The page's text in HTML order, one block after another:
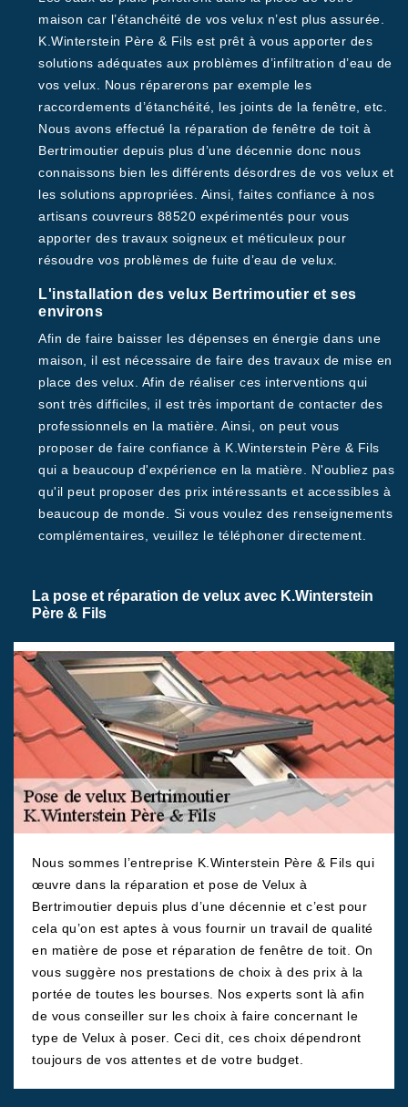
maison car l’étanchéité de vos velux n’est plus assurée.
K.Winterstein Père & Fils est prêt à vous apporter des
solutions adéquates aux problèmes d’infiltration d’eau de
vos velux. Nous réparerons par exemple les
raccordements d’étanchéité, les joints de la fenêtre, etc.
Nous avons effectué la réparation de fenêtre de toit à
Bertrimoutier depuis plus d’une décennie donc nous
connaissons bien les différents désordres de vos velux et
les solutions appropriées. Ainsi, faites confiance à nos
artisans couvreurs 88520 expérimentés pour vous
apporter des travaux soigneux et méticuleux pour
résoudre vos problèmes de fuite d’eau de velux.
L'installation des velux Bertrimoutier et ses
environs
Afin de faire baisser les dépenses en énergie dans une
maison, il est nécessaire de faire des travaux de mise en
place des velux. Afin de réaliser ces interventions qui
sont très difficiles, il est très important de contacter des
professionnels en la matière. Ainsi, on peut vous
proposer de faire confiance à K.Winterstein Père & Fils
qui a beaucoup d'expérience en la matière. N'oubliez pas
qu'il peut proposer des prix intéressants et accessibles à
beaucoup de monde. Si vous voulez des renseignements
complémentaires, veuillez le téléphoner directement.
La pose et réparation de velux avec K.Winterstein
Père & Fils
Nous sommes l’entreprise K.Winterstein Père & Fils qui
œuvre dans la réparation et pose de Velux à
Bertrimoutier depuis plus d’une décennie et c’est pour
cela qu’on est aptes à vous fournir un travail de qualité
en matière de pose et réparation de fenêtre de toit. On
vous suggère nos prestations de choix à des prix à la
portée de toutes les bourses. Nos experts sont là afin
de vous conseiller sur les choix à faire concernant le
type de Velux à poser. Ceci dit, ces choix dépendront
toujours de vos attentes et de votre budget.